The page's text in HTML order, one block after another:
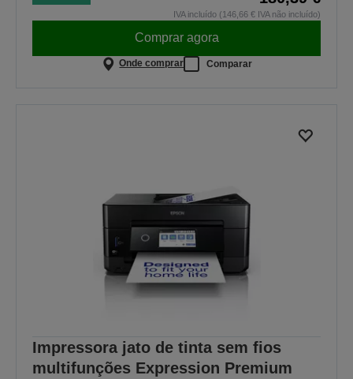
IVA incluído (146,66 € IVA não incluído)
Comprar agora
Onde comprar Comparar
Impressora jato de tinta sem fios
multifunções Expression Premium